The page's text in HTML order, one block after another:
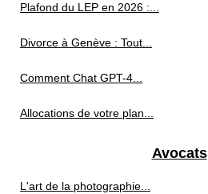
Plafond du LEP en 2026 :...
Divorce à Genève : Tout...
Comment Chat GPT-4...
Allocations de votre plan...
Avocats
L'art de la photographie...